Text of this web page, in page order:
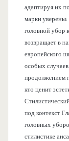
адаптируя их
марки уверены:
головной убор
возвращает в
европейского
особых
продолжением
кто ценит
под контекст
головных
стилистике